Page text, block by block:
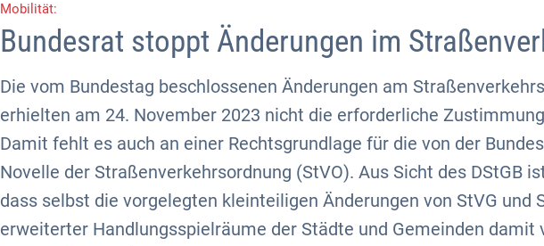
Mobilität:
Bundesrat stoppt Änderungen im
Die vom Bundestag beschlossenen Änderungen am
erhielten am 24. November 2023 nicht die erforderliche
Damit fehlt es auch an einer Rechtsgrundlage für die von der
Novelle der Straßenverkehrsordnung (StVO). Aus Sicht des DStGB
dass selbst die vorgelegten kleinteiligen Änderungen von StVG und
erweiterter Handlungsspielräume der Städte und Gemeinden damit